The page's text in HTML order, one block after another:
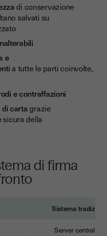
di conservazione
salvati su
e
a tutte le parti coinvolte,
e contraffazioni
cartagrazie
sicura della
di firma
Sistema
Server